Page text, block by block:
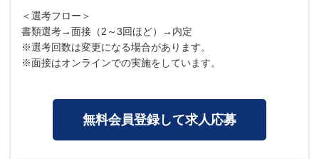
＜選考フロー＞
書類選考→面接（2～3回ほど）→内定
※選考回数は変更になる場合があります。
※面接はオンラインでの実施をしています。
無料会員登録して求人応募